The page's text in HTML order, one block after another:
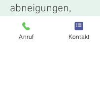
abneigungen,
Schlafgewohnheiten,
Verdauung,
Anruf Kontakt